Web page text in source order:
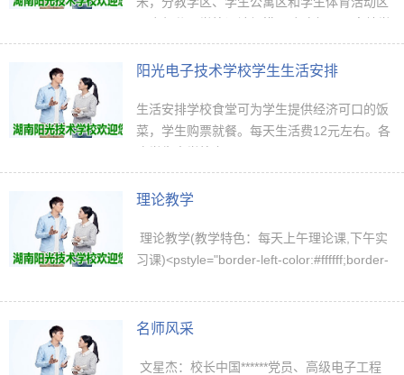
生600人。学校有多功能教学楼、学生公寓
楼、食堂、篮球场等完善设施，是广大电子维
阳光电子技术学校学生生活安排
生活安排学校食堂可为学生提供经济可口的饭
菜，学生购票就餐。每天生活费12元左右。各
理论教学
理论教学(教学特色：每天上午理论课,下午实
习课)<pstyle="border-left-color:#ffffff;border-
e:solid;border-top-color:#ffffff;line-height:10
0%;border-r…
名师风采
文星杰：校长中国******党员、高级电子工程